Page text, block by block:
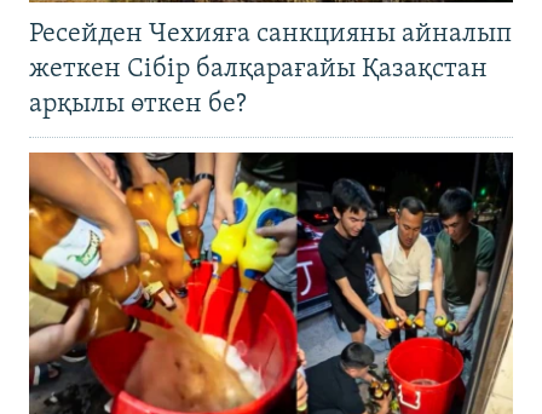
Ресейден Чехияға санкцияны айналып
жеткен Сібір балқарағайы Қазақстан
арқылы өткен бе?